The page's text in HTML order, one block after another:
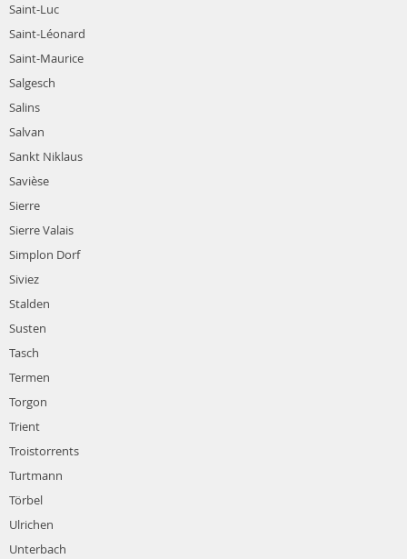
Saint-Luc
Saint-Léonard
Saint-Maurice
Salgesch
Salins
Salvan
Sankt Niklaus
Savièse
Sierre
Sierre Valais
Simplon Dorf
Siviez
Stalden
Susten
Tasch
Termen
Torgon
Trient
Troistorrents
Turtmann
Törbel
Ulrichen
Unterbach